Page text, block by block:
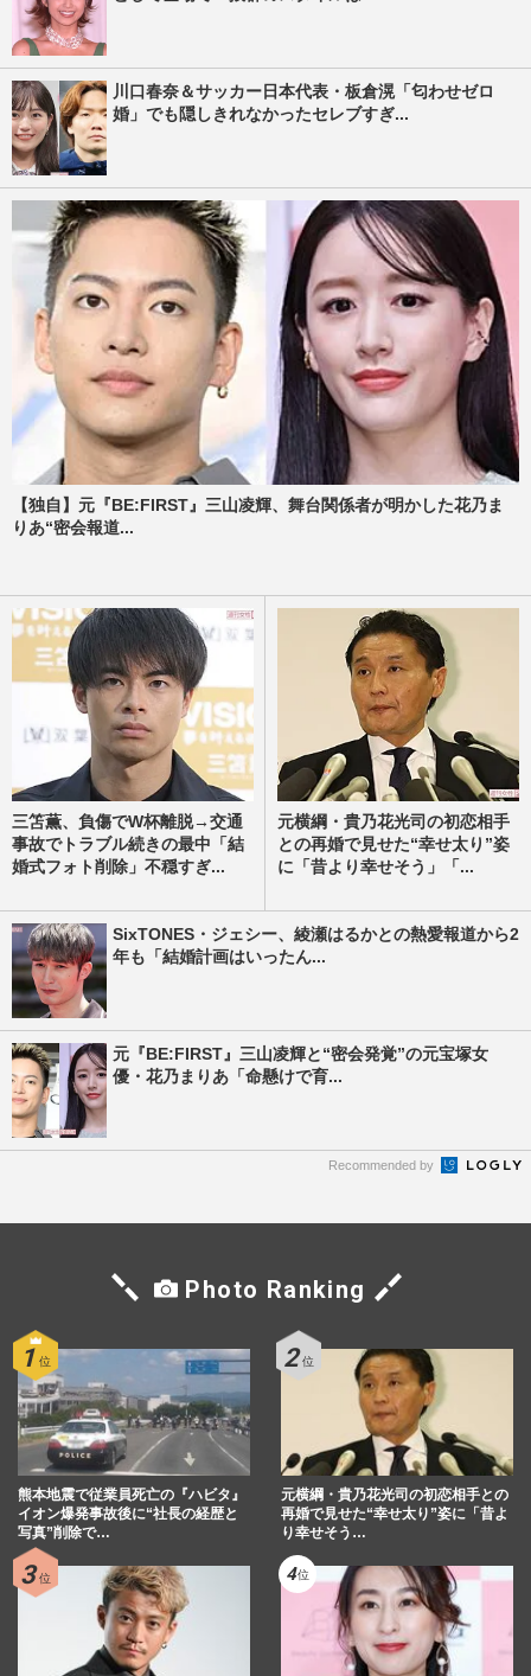
川口春奈＆サッカー日本代表・板倉滉「匂わせゼロ
婚」でも隠しきれなかったセレブすぎ...
【独自】元『BE:FIRST』三山凌輝、舞台関係者が明かした花乃ま
りあ“密会報道...
三笘薫、負傷でW杯離脱→交通
事故でトラブル続きの最中「結
婚式フォト削除」不穏すぎ...
元横綱・貴乃花光司の初恋相手
との再婚で見せた“幸せ太り”姿
に「昔より幸せそう」「...
SixTONES・ジェシー、綾瀬はるかとの熱愛報道から2
年も「結婚計画はいったん...
元『BE:FIRST』三山凌輝と“密会発覚”の元宝塚女
優・花乃まりあ「命懸けで育...
Recommended by
Photo Ranking
熊本地震で従業員死亡の『ハビタ』
イオン爆発事故後に“社長の経歴と
写真”削除で…
元横綱・貴乃花光司の初恋相手との
再婚で見せた“幸せ太り”姿に「昔よ
り幸せそう…